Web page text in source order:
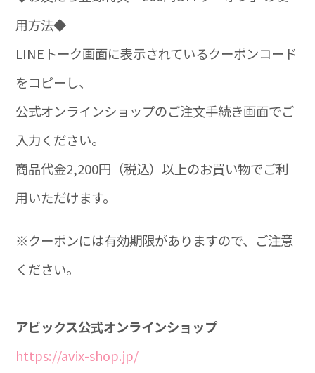
用方法◆
LINEトーク画面に表示されているクーポンコード
をコピーし、
公式オンラインショップのご注文手続き画面でご
入力ください。
商品代金2,200円（税込）以上のお買い物でご利
用いただけます。
※クーポンには有効期限がありますので、ご注意
ください。
アビックス公式オンラインショップ
https://avix-shop.jp/